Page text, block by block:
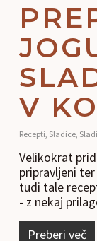
V
Recepti, Sladice,
Velikokrat
pripravljeni
tudi tale
- z nekaj
Preberi več